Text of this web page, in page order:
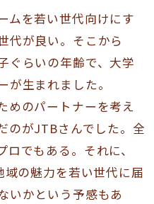
ムを若い世代向けにす
代が良い。そこから
ぐらいの年齢で、大学
生まれました。
めのパートナーを考え
のがJTBさんでした。全
でもある。それに、
の魅力を若い世代に届
いかという予感もあ